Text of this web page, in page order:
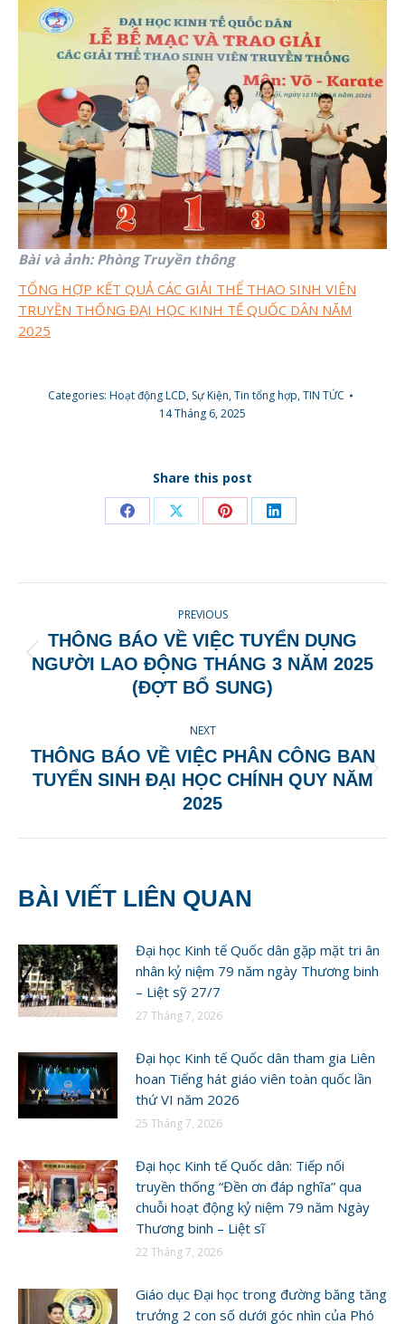
Bài và ảnh: Phòng Truyền thông
TỔNG HỢP KẾT QUẢ CÁC GIẢI THỂ THAO SINH VIÊN
TRUYỀN THỐNG ĐẠI HỌC KINH TẾ QUỐC DÂN NĂM
2025
Categories: Hoạt động LCD, Sự Kiện,Tin tổng hợp,TIN TỨC
14 Tháng 6, 2025
Share this post
Share Share Share Share
NAVIGATION
PREVIOUS
Previous
post:
THÔNG BÁO VỀ VIỆC TUYỂN DỤNG
NGƯỜI LAO ĐỘNG THÁNG 3 NĂM 2025
(ĐỢT BỔ SUNG)
NEXT
Next
post:
THÔNG BÁO VỀ VIỆC PHÂN CÔNG BAN
TUYỂN SINH ĐẠI HỌC CHÍNH QUY NĂM
2025
BÀI VIẾT LIÊN QUAN
Đại học Kinh tế Quốc dân gặp mặt tri ân
nhân kỷ niệm 79 năm ngày Thương binh
– Liệt sỹ 27/7
27 Tháng 7, 2026
Đại học Kinh tế Quốc dân tham gia Liên
hoan Tiếng hát giáo viên toàn quốc lần
thứ VI năm 2026
25 Tháng 7, 2026
Đại học Kinh tế Quốc dân: Tiếp nối
truyền thống “Đền ơn đáp nghĩa” qua
chuỗi hoạt động kỷ niệm 79 năm Ngày
Thương binh – Liệt sĩ
22 Tháng 7, 2026
Giáo dục Đại học trong đường băng tăng
trưởng 2 con số dưới góc nhìn của Phó